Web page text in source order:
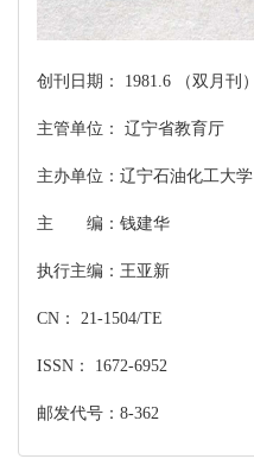
创刊日期： 1981.6 （双月刊）
主管单位： 辽宁省教育厅
主办单位：辽宁石油化工大学
主 编：钱建华
执行主编：王亚新
CN： 21-1504/TE
ISSN： 1672-6952
邮发代号：8-362